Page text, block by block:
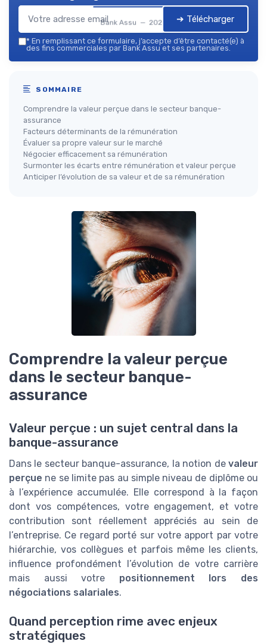
Bank Assu — 2026 ➔ Télécharger
* En remplissant ce formulaire, j’accepte d’être contacté(e) à
des fins commerciales par Bank Assu et ses partenaires.
SOMMAIRE
Comprendre la valeur perçue dans le secteur banque-
assurance
Facteurs déterminants de la rémunération
Évaluer sa propre valeur sur le marché
Négocier efficacement sa rémunération
Surmonter les écarts entre rémunération et valeur perçue
Anticiper l’évolution de sa valeur et de sa rémunération
Comprendre la valeur perçue
dans le secteur banque-
assurance
Valeur perçue : un sujet central dans la
banque-assurance
Dans le secteur banque-assurance, la notion de valeur
perçue ne se limite pas au simple niveau de diplôme ou
à l’expérience accumulée. Elle correspond à la façon
dont vos compétences, votre engagement, et votre
contribution sont réellement appréciés au sein de
l’entreprise. Ce regard porté sur votre apport par votre
hiérarchie, vos collègues et parfois même les clients,
influence profondément l’évolution de votre carrière
mais aussi votre positionnement lors des
négociations salariales.
Quand perception rime avec enjeux
stratégiques